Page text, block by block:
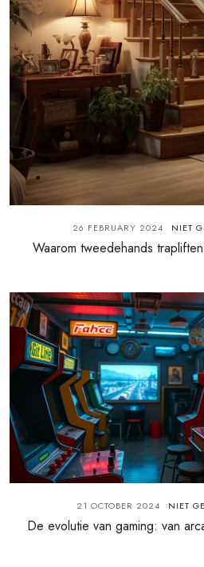
26 FEBRUARY 2024 NIET
Waarom tweedehands
21 OCTOBER 2024 NIET
De evolutie van gaming: van